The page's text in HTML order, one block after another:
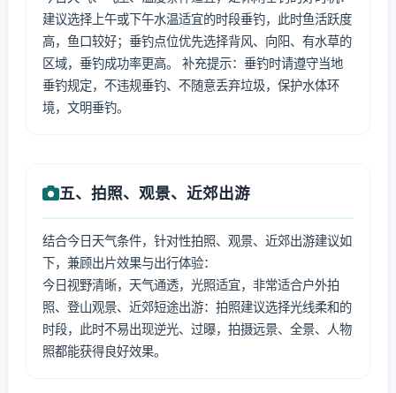
建议选择上午或下午水温适宜的时段垂钓，此时鱼活跃度
高，鱼口较好；垂钓点位优先选择背风、向阳、有水草的
区域，垂钓成功率更高。 补充提示：垂钓时请遵守当地
垂钓规定，不违规垂钓、不随意丢弃垃圾，保护水体环
境，文明垂钓。
五、拍照、观景、近郊出游
结合今日天气条件，针对性拍照、观景、近郊出游建议如
下，兼顾出片效果与出行体验：
今日视野清晰，天气通透，光照适宜，非常适合户外拍
照、登山观景、近郊短途出游：拍照建议选择光线柔和的
时段，此时不易出现逆光、过曝，拍摄远景、全景、人物
照都能获得良好效果。